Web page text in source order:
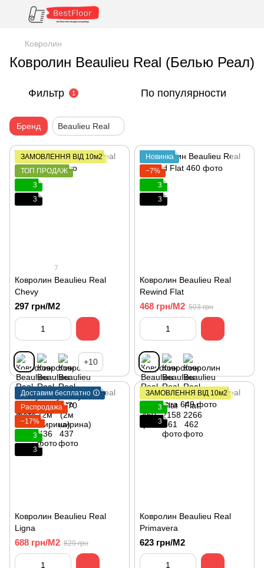
Ковролин
Ковролин Beaulieu Real (Белью Реал)
Фильтр 1 По популярности
Бренд Beaulieu Real
ЗАМОВЛЕННЯ ВІД 10м2
ТОП ПРОДАЖ
3
3
7
Ковролин Beaulieu Real
Chevy
297 грн/М2
+10
Новинка
−7%
3
3
Ковролин Beaulieu Real
Rewind Flat
468 грн/М2 503 грн
Доставим бесплатно 🛈
Распродажа
−17%
3
3
Ковролин Beaulieu Real
Ligna
688 грн/М2 829 грн
ЗАМОВЛЕННЯ ВІД 10м2
3
3
Ковролин Beaulieu Real
Primavera
623 грн/М2